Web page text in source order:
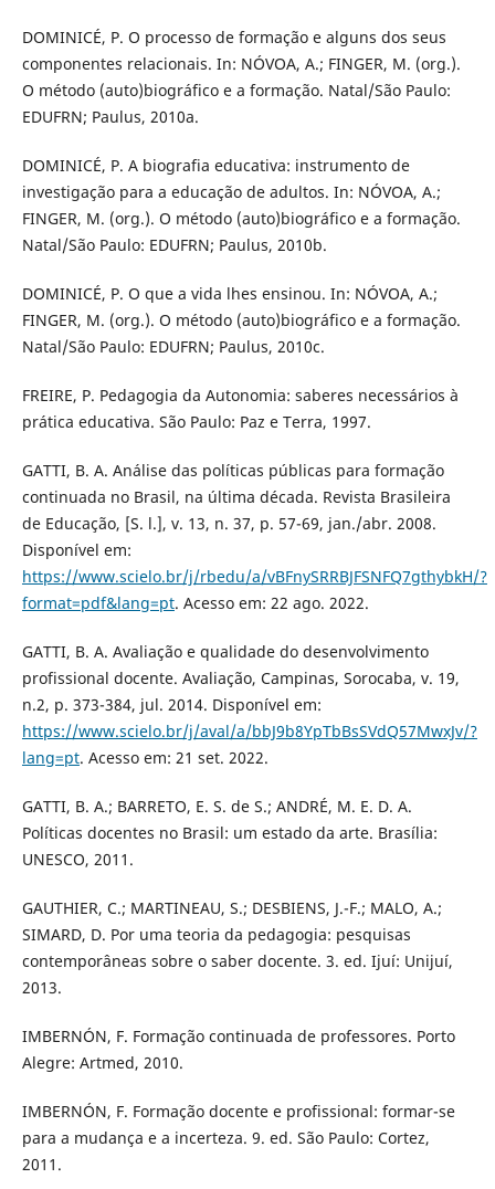
DOMINICÉ, P. O processo de formação e alguns dos seus
componentes relacionais. In: NÓVOA, A.; FINGER, M. (org.).
O método (auto)biográfico e a formação. Natal/São Paulo:
EDUFRN; Paulus, 2010a.
DOMINICÉ, P. A biografia educativa: instrumento de
investigação para a educação de adultos. In: NÓVOA, A.;
FINGER, M. (org.). O método (auto)biográfico e a formação.
Natal/São Paulo: EDUFRN; Paulus, 2010b.
DOMINICÉ, P. O que a vida lhes ensinou. In: NÓVOA, A.;
FINGER, M. (org.). O método (auto)biográfico e a formação.
Natal/São Paulo: EDUFRN; Paulus, 2010c.
FREIRE, P. Pedagogia da Autonomia: saberes necessários à
prática educativa. São Paulo: Paz e Terra, 1997.
GATTI, B. A. Análise das políticas públicas para formação
continuada no Brasil, na última década. Revista Brasileira
de Educação, [S. l.], v. 13, n. 37, p. 57-69, jan./abr. 2008.
Disponível em:
https://www.scielo.br/j/rbedu/a/vBFnySRRBJFSNFQ7gthybkH/?
format=pdf&lang=pt. Acesso em: 22 ago. 2022.
GATTI, B. A. Avaliação e qualidade do desenvolvimento
profissional docente. Avaliação, Campinas, Sorocaba, v. 19,
n.2, p. 373-384, jul. 2014. Disponível em:
https://www.scielo.br/j/aval/a/bbJ9b8YpTbBsSVdQ57MwxJv/?
lang=pt. Acesso em: 21 set. 2022.
GATTI, B. A.; BARRETO, E. S. de S.; ANDRÉ, M. E. D. A.
Políticas docentes no Brasil: um estado da arte. Brasília:
UNESCO, 2011.
GAUTHIER, C.; MARTINEAU, S.; DESBIENS, J.-F.; MALO, A.;
SIMARD, D. Por uma teoria da pedagogia: pesquisas
contemporâneas sobre o saber docente. 3. ed. Ijuí: Unijuí,
2013.
IMBERNÓN, F. Formação continuada de professores. Porto
Alegre: Artmed, 2010.
IMBERNÓN, F. Formação docente e profissional: formar-se
para a mudança e a incerteza. 9. ed. São Paulo: Cortez,
2011.